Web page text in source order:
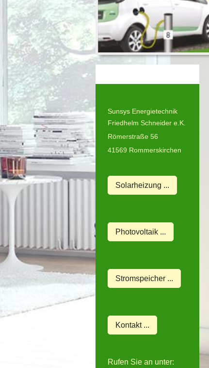
Sunsys Energietechnik
Friedhelm Schneider e.K.
Römerstraße 56
41569 Rommerskirchen
Solarheizung ...
Photovoltaik ...
Stromspeicher ...
Kontakt ...
Rufen Sie an unter: